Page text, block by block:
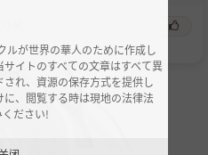
ルが世界の華人のために作成し
イトのすべての文章はすべて異
れ、資源の保存方式を提供し
、閲覧する時は現地の法律法
ださい!